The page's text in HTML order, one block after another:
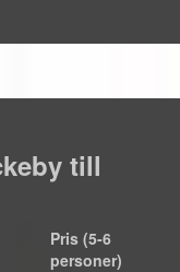
till
Pris (5-6
personer)